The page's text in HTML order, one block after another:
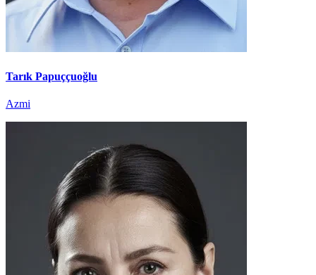
Tarık Papuççuoğlu
Azmi